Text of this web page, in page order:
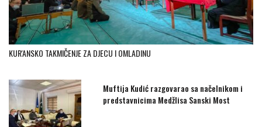
KUR'ANSKO TAKMIČENJE ZA DJECU I OMLADINU
Muftija Kudić razgovarao sa načelnikom i
predstavnicima Medžlisa Sanski Most